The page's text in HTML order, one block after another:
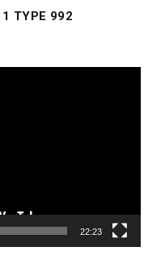
TYPE 992
22:23